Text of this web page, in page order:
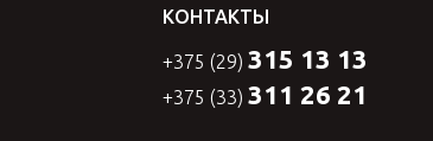
КОНТАКТЫ
+375 (29) 315 13 13
+375 (33) 311 26 21